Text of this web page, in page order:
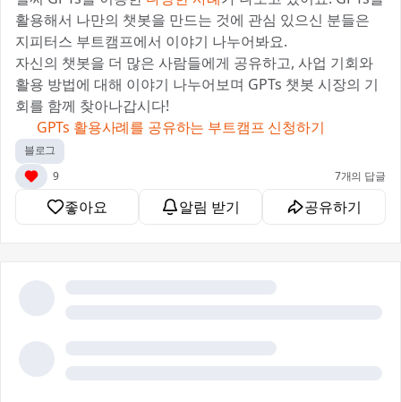
활용해서 나만의 챗봇을 만드는 것에 관심 있으신 분들은
지피터스 부트캠프에서 이야기 나누어봐요.
자신의 챗봇을 더 많은 사람들에게 공유하고, 사업 기회와
활용 방법에 대해 이야기 나누어보며 GPTs 챗봇 시장의 기
회를 함께 찾아나갑시다!
👉 GPTs 활용사례를 공유하는 부트캠프 신청하기
블로그
9
7개의 답글
좋아요 알림 받기 공유하기